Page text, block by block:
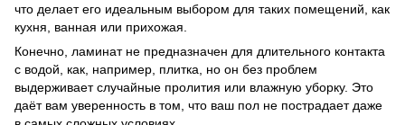
что делает его идеальным выбором для таких помещений, как
кухня, ванная или прихожая.
Конечно, ламинат не предназначен для длительного контакта
с водой, как, например, плитка, но он без проблем
выдерживает случайные пролития или влажную уборку. Это
даёт вам уверенность в том, что ваш пол не пострадает даже